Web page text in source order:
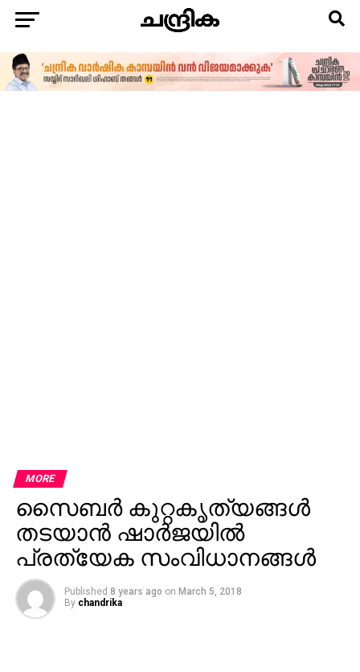
MORE
സൈബര്‍ കുറ്റകൃത്യങ്ങള്‍
തടയാന്‍ ഷാര്‍ജയില്‍
പ്രത്യേക സംവിധാനങ്ങള്‍
Published 8 years ago on March 5, 2018
By chandrika